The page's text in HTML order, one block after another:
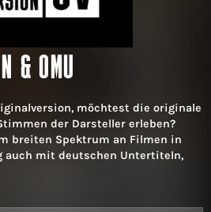
& OMU
möchtest die originale
der Darsteller erleben?
breiten Spektrum an Filmen in
auch mit deutschen Untertiteln,